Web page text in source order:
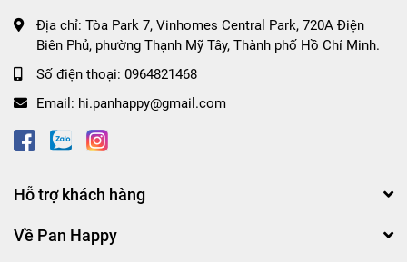
Địa chỉ: Tòa Park 7, Vinhomes Central Park, 720A Điện
Biên Phủ, phường Thạnh Mỹ Tây, Thành phố Hồ Chí Minh.
Số điện thoại: 0964821468
Email: hi.panhappy@gmail.com
Hỗ trợ khách hàng
Về Pan Happy